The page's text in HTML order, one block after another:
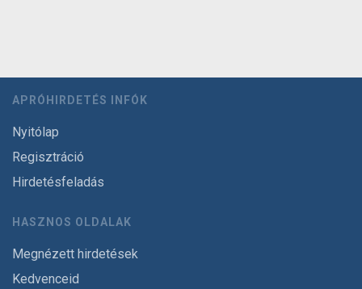
APRÓHIRDETÉS INFÓK
Nyitólap
Regisztráció
Hirdetésfeladás
HASZNOS OLDALAK
Megnézett hirdetések
Kedvenceid